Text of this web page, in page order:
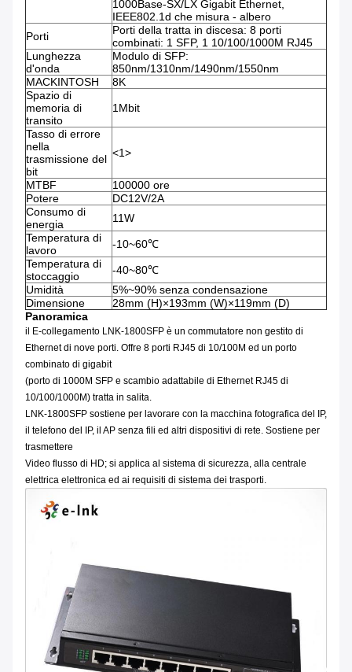
1000Base-SX/LX Gigabit Ethernet,
IEEE802.1d che misura - albero
Porti
Porti della tratta in discesa: 8 porti
combinati: 1 SFP, 1 10/100/1000M RJ45
Lunghezza
d'onda
Modulo di SFP:
850nm/1310nm/1490nm/1550nm
MACKINTOSH
8K
Spazio di
memoria di
transito
1Mbit
Tasso di errore
nella
trasmissione del
bit
<1>
MTBF
100000 ore
Potere
DC12V/2A
Consumo di
energia
11W
Temperatura di
lavoro
-10~60℃
Temperatura di
stoccaggio
-40~80℃
Umidità
5%~90% senza condensazione
Dimensione
28mm (H)×193mm (W)×119mm (D)
Panoramica
il E-collegamento LNK-1800SFP è un commutatore non gestito di
Ethernet di nove porti. Offre 8 porti RJ45 di 10/100M ed un porto
combinato di gigabit
(porto di 1000M SFP e scambio adattabile di Ethernet RJ45 di
10/100/1000M) tratta in salita.
LNK-1800SFP sostiene per lavorare con la macchina fotografica del IP,
il telefono del IP, il AP senza fili ed altri dispositivi di rete. Sostiene per
trasmettere
Video flusso di HD; si applica al sistema di sicurezza, alla centrale
elettrica elettronica ed ai requisiti di sistema dei trasporti.